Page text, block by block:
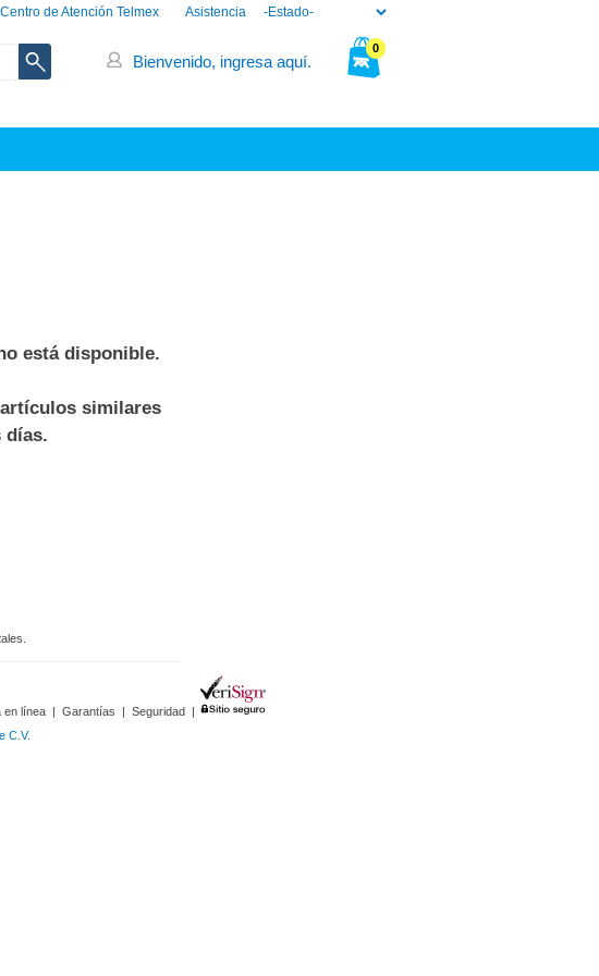
Asistencia
de Atención Telmex
0
Bienvenido, ingresa aquí.
está disponible.
similares
días.
en línea | Garantías | Seguridad |
C.V.